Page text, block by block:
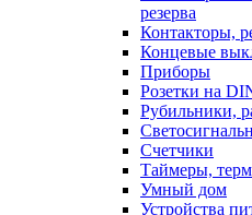
резерва
Контакторы,
Концевые
Приборы
Розетки на
Рубильники,
Счетчики
Таймеры,
Умный дом
Устройства